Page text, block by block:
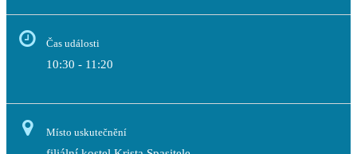
Čas události
10:30 - 11:20
Místo uskutečnění